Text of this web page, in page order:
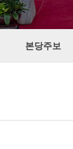
본당주보